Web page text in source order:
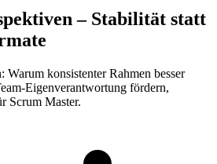
– Stabilität statt
Warum konsistenter Rahmen besser
Eigenverantwortung fördern,
Scrum Master.